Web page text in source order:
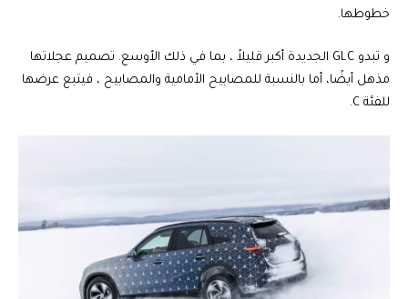
خطوطها.
و تبدو GLC الجديدة أكبر قليلاً ، بما في ذلك الأوسع. تصميم عجلاتها
مذهل أيضًا، أما بالنسبة للمصابيح الأمامية والمصابيح ، فيتبع عرضها
للفئة C.